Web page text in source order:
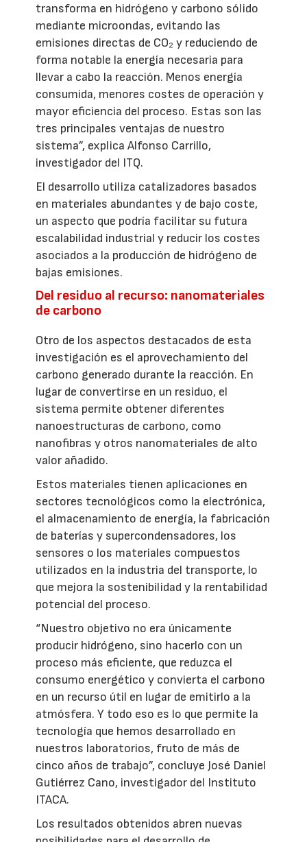
transforma en hidrógeno y carbono sólido
mediante microondas, evitando las
emisiones directas de CO₂ y reduciendo de
forma notable la energía necesaria para
llevar a cabo la reacción. Menos energía
consumida, menores costes de operación y
mayor eficiencia del proceso. Estas son las
tres principales ventajas de nuestro
sistema”, explica Alfonso Carrillo,
investigador del ITQ.
El desarrollo utiliza catalizadores basados
en materiales abundantes y de bajo coste,
un aspecto que podría facilitar su futura
escalabilidad industrial y reducir los costes
asociados a la producción de hidrógeno de
bajas emisiones.
Del residuo al recurso: nanomateriales
de carbono
Otro de los aspectos destacados de esta
investigación es el aprovechamiento del
carbono generado durante la reacción. En
lugar de convertirse en un residuo, el
sistema permite obtener diferentes
nanoestructuras de carbono, como
nanofibras y otros nanomateriales de alto
valor añadido.
Estos materiales tienen aplicaciones en
sectores tecnológicos como la electrónica,
el almacenamiento de energía, la fabricación
de baterías y supercondensadores, los
sensores o los materiales compuestos
utilizados en la industria del transporte, lo
que mejora la sostenibilidad y la rentabilidad
potencial del proceso.
“Nuestro objetivo no era únicamente
producir hidrógeno, sino hacerlo con un
proceso más eficiente, que reduzca el
consumo energético y convierta el carbono
en un recurso útil en lugar de emitirlo a la
atmósfera. Y todo eso es lo que permite la
tecnología que hemos desarrollado en
nuestros laboratorios, fruto de más de
cinco años de trabajo”, concluye José Daniel
Gutiérrez Cano, investigador del Instituto
ITACA.
Los resultados obtenidos abren nuevas